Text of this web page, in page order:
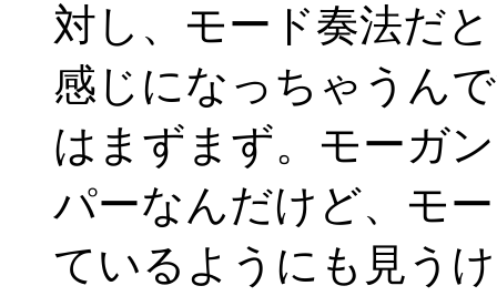
対し、モード奏法だ
感じになっちゃうん
はまずまず。モーガ
パーなんだけど、モ
ているようにも見う